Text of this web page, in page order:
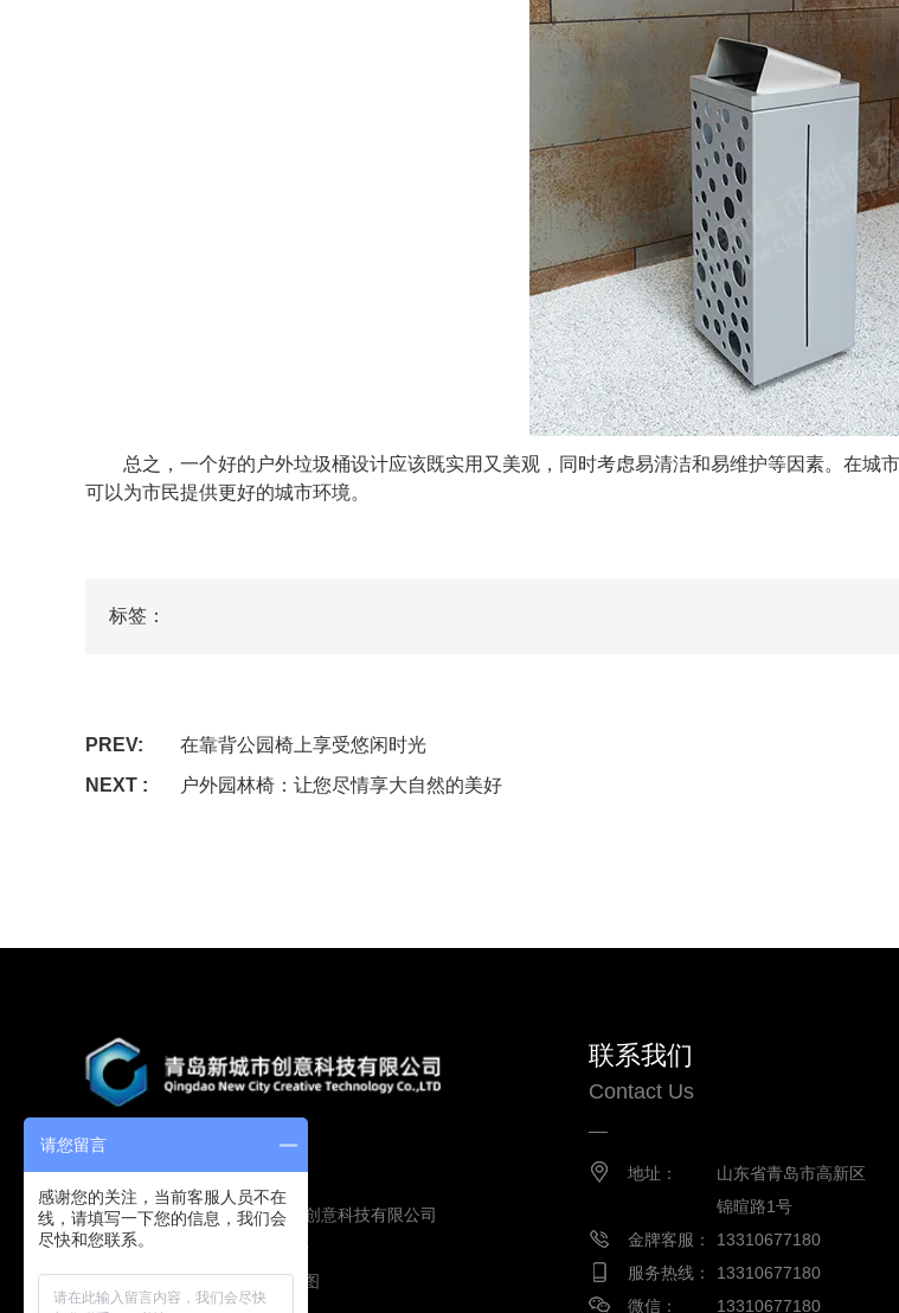
总之，一个好的户外垃圾桶设计应该既实用又美观，同时考虑易清洁和易维护等因素。在城
可以为市民提供更好的城市环境。
标签：
PREV:
在靠背公园椅上享受悠闲时光
NEXT :
户外园林椅：让您尽情享大自然的美好
Copyright © 2019 青岛新城市创意科技有限公司
版权所有
鲁ICP备16009134号
技术支持：圭谷设计 网站地图
联系我们
Contact Us
地址：
山东省青岛市高新区
锦暄路1号
金牌客服：
13310677180
服务热线：
13310677180
微信：
13310677180
请您留言
感谢您的关注，当前客服人员不在
线，请填写一下您的信息，我们会
尽快和您联系。